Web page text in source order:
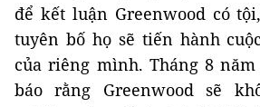
để kết luận Greenwood có
tuyên bố họ sẽ tiến hành
của riêng mình. Tháng 8 năm
báo rằng Greenwood sẽ